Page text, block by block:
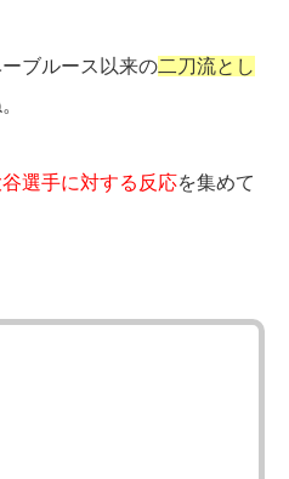
ブルース以来の二刀流とし
谷選手に対する反応を集めて